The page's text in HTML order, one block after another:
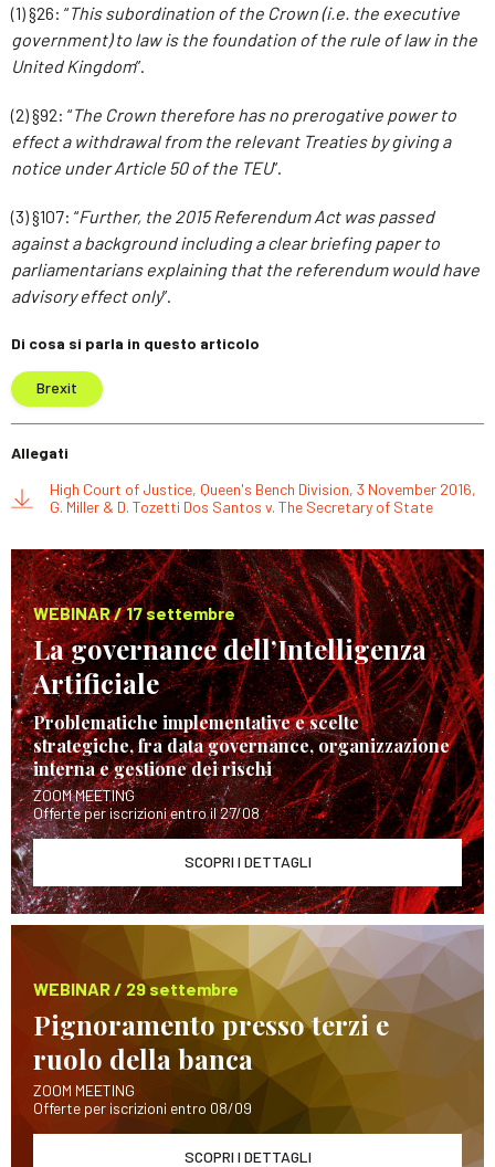
(1) §26: “This subordination of the Crown (i.e. the executive
government) to law is the foundation of the rule of law in the
United Kingdom”.
(2) §92: “The Crown therefore has no prerogative power to
effect a withdrawal from the relevant Treaties by giving a
notice under Article 50 of the TEU”.
(3) §107: “Further, the 2015 Referendum Act was passed
against a background including a clear briefing paper to
parliamentarians explaining that the referendum would have
advisory effect only”.
Di cosa si parla in questo articolo
Brexit
Allegati
High Court of Justice, Queen's Bench Division, 3 November 2016,
G. Miller & D. Tozetti Dos Santos v. The Secretary of State
WEBINAR / 17 settembre
La governance dell’Intelligenza
Artificiale
Problematiche implementative e scelte
strategiche, fra data governance, organizzazione
interna e gestione dei rischi
ZOOM MEETING
Offerte per iscrizioni entro il 27/08
SCOPRI I DETTAGLI
WEBINAR / 29 settembre
Pignoramento presso terzi e
ruolo della banca
ZOOM MEETING
Offerte per iscrizioni entro 08/09
SCOPRI I DETTAGLI